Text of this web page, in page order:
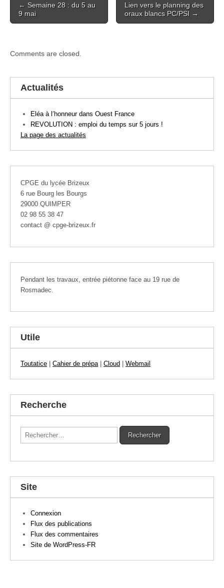
navigation
← Semaine 28 : du 5 au
9 mai
Lien vers le planning des
oraux blancs PC/PSI →
Comments are closed.
Actualités
Eléa à l’honneur dans Ouest France
REVOLUTION : emploi du temps sur 5 jours !
La page des actualités
CPGE du lycée Brizeux
6 rue Bourg les Bourgs
29000 QUIMPER
02 98 55 38 47
contact @ cpge-brizeux.fr
Pendant les travaux, entrée piétonne face au 19 rue de
Rosmadec.
Utile
Toutatice Cahier de prépa| Cloud Webmail
Recherche
Rechercher :
Site
Connexion
Flux des publications
Flux des commentaires
Site de WordPress-FR